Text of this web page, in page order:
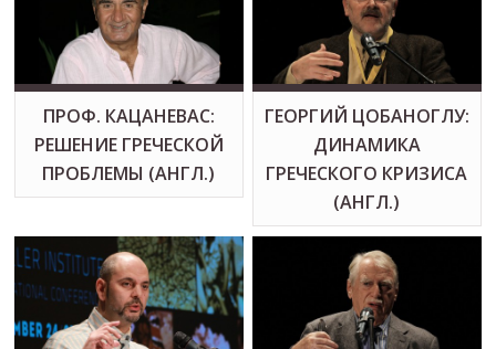
ПРОФ. КАЦАНЕВАС:
РЕШЕНИЕ ГРЕЧЕСКОЙ
ПРОБЛЕМЫ (АНГЛ.)
ГЕОРГИЙ ЦОБАНОГЛУ:
ДИНАМИКА
ГРЕЧЕСКОГО КРИЗИСА
(АНГЛ.)